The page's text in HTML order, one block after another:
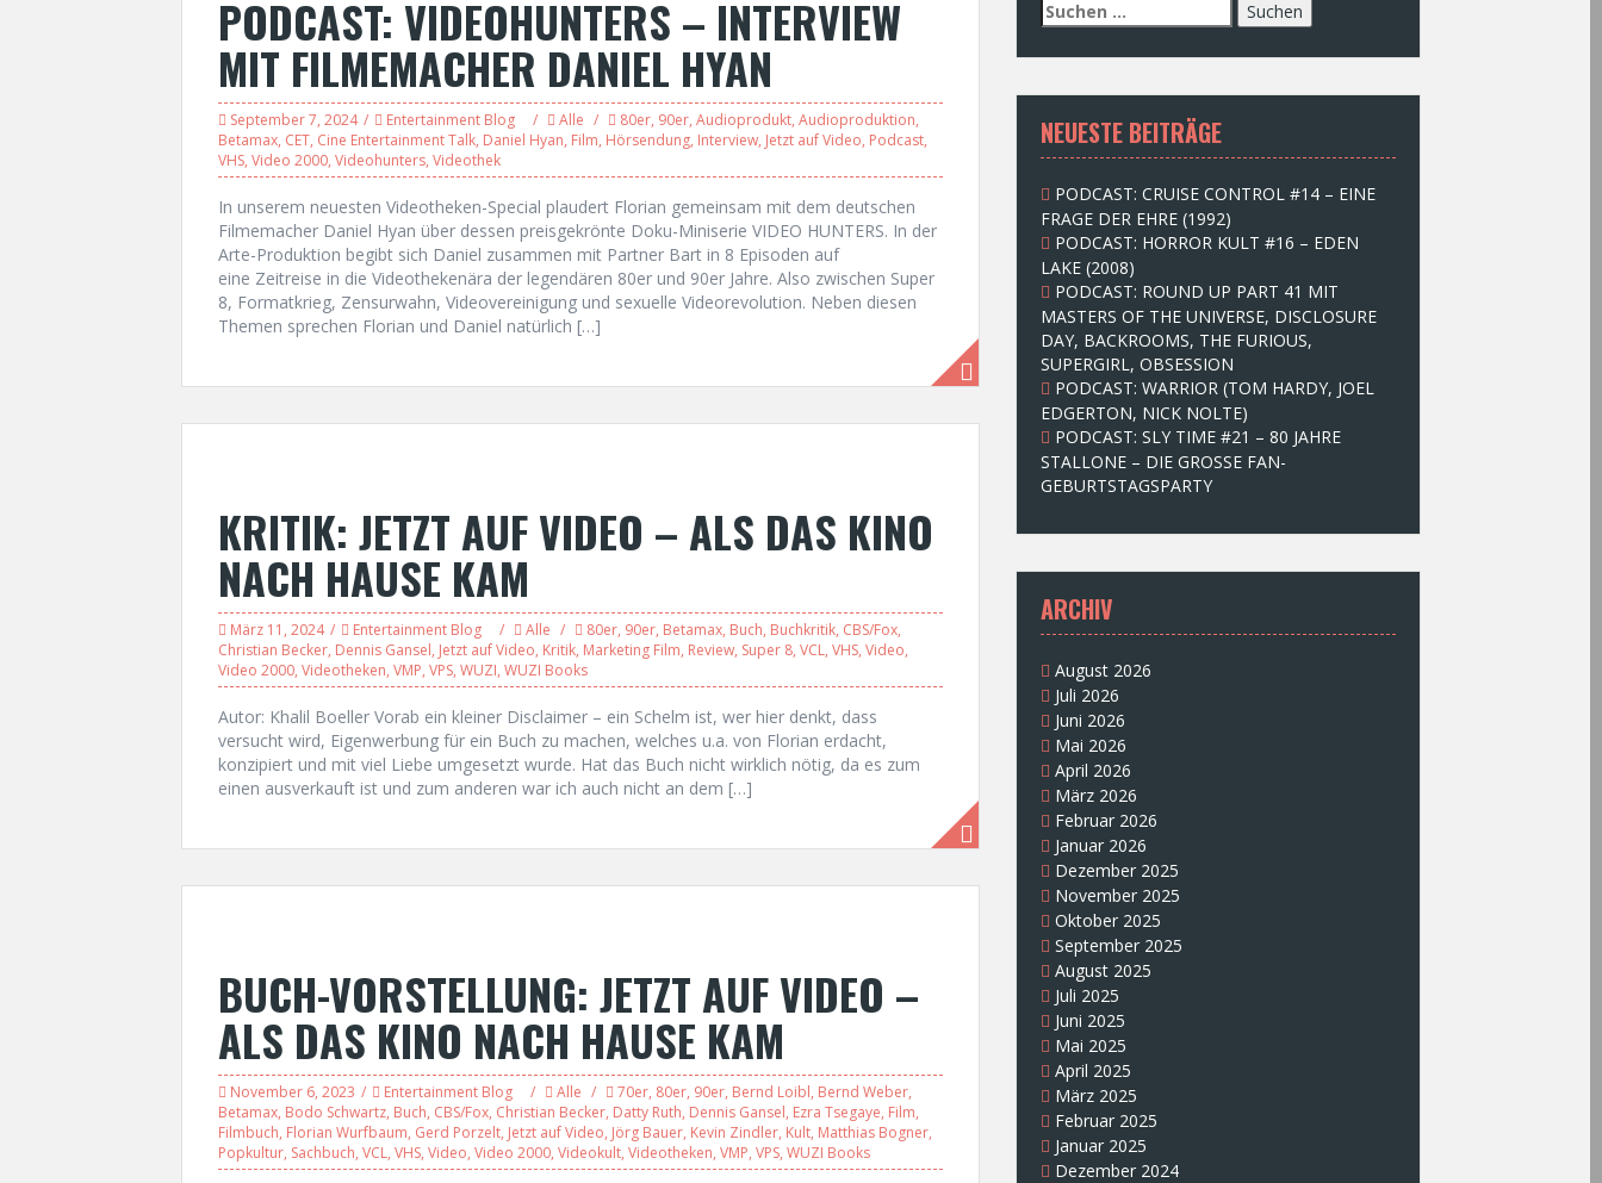
PODCAST: VIDEOHUNTERS – INTERVIEW
MIT FILMEMACHER DANIEL HYAN
September 7, 2024 Entertainment Blog Alle 80er, 90er, Audioprodukt, Audioproduktion,
Betamax, CET, Cine Entertainment Talk, Daniel Hyan, Film, Hörsendung, Interview, Jetzt auf Video, Podcast,
VHS, Video 2000, Videohunters, Videothek
In unserem neuesten Videotheken-Special plaudert Florian gemeinsam mit dem deutschen
Filmemacher Daniel Hyan über dessen preisgekrönte Doku-Miniserie VIDEO HUNTERS. In der
Arte-Produktion begibt sich Daniel zusammen mit Partner Bart in 8 Episoden auf
eine Zeitreise in die Videothekenära der legendären 80er und 90er Jahre. Also zwischen Super
8, Formatkrieg, Zensurwahn, Videovereinigung und sexuelle Videorevolution. Neben diesen
Themen sprechen Florian und Daniel natürlich […]
KRITIK: JETZT AUF VIDEO – ALS DAS KINO
NACH HAUSE KAM
März 11, 2024 Entertainment Blog Alle 80er, 90er, Betamax, Buch, Buchkritik, CBS/Fox,
Christian Becker, Dennis Gansel, Jetzt auf Video, Kritik, Marketing Film, Review, Super 8, VCL, VHS, Video,
Video 2000, Videotheken, VMP, VPS, WUZI, WUZI Books
Autor: Khalil Boeller Vorab ein kleiner Disclaimer – ein Schelm ist, wer hier denkt, dass
versucht wird, Eigenwerbung für ein Buch zu machen, welches u.a. von Florian erdacht,
konzipiert und mit viel Liebe umgesetzt wurde. Hat das Buch nicht wirklich nötig, da es zum
einen ausverkauft ist und zum anderen war ich auch nicht an dem […]
BUCH-VORSTELLUNG: JETZT AUF VIDEO –
ALS DAS KINO NACH HAUSE KAM
November 6, 2023 Entertainment Blog Alle 70er, 80er, 90er, Bernd Loibl, Bernd Weber,
Betamax, Bodo Schwartz, Buch, CBS/Fox, Christian Becker, Datty Ruth, Dennis Gansel, Ezra Tsegaye, Film,
Filmbuch, Florian Wurfbaum, Gerd Porzelt, Jetzt auf Video, Jörg Bauer, Kevin Zindler, Kult, Matthias Bogner,
Popkultur, Sachbuch, VCL, VHS, Video, Video 2000, Videokult, Videotheken, VMP, VPS, WUZI Books
S
u
c
e
n
n
c
h
:
NEUESTE BEITRÄGE
PODCAST: CRUISE CONTROL #14 – EINE
FRAGE DER EHRE (1992)
PODCAST: HORROR KULT #16 – EDEN
LAKE (2008)
PODCAST: ROUND UP PART 41 MIT
MASTERS OF THE UNIVERSE, DISCLOSURE
DAY, BACKROOMS, THE FURIOUS,
SUPERGIRL, OBSESSION
PODCAST: WARRIOR (TOM HARDY, JOEL
EDGERTON, NICK NOLTE)
PODCAST: SLY TIME #21 – 80 JAHRE
STALLONE – DIE GROSSE FAN-
GEBURTSTAGSPARTY
ARCHIV
August 2026
Juli 2026
Juni 2026
Mai 2026
April 2026
März 2026
Februar 2026
Januar 2026
Dezember 2025
November 2025
Oktober 2025
September 2025
August 2025
Juli 2025
Juni 2025
Mai 2025
April 2025
März 2025
Februar 2025
Januar 2025
Dezember 2024